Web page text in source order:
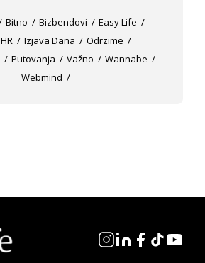
Bitno Bizbendovi
Easy Life
HR Izjava Dana
Odrzime
Putovanja Važno
Wannabe
Webmind